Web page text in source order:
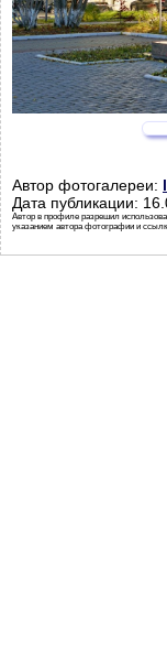
Автор фотогалереи:
Дата публикации:
Автор в профиле разрешил
указанием автора фотографии и